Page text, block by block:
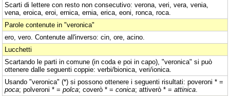
Scarti di lettere con resto non consecutivo: verona, veri, vera, venia,
vena, eroica, eroi, ernica, ernia, erica, eoni, ronca, roca.
Parole contenute in "veronica"
ero, vero. Contenute all'inverso: cin, ore, acino.
Lucchetti
Scartando le parti in comune (in coda e poi in capo), "veronica" si può
ottenere dalle seguenti coppie: verbi/bionica, veri/ionica.
Usando "veronica" (*) si possono ottenere i seguenti risultati: poveroni * =
poca; polveroni * = polca; coverò * = conica; attiverò * = attinica